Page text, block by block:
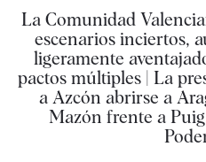
La Comunidad
escenarios inciertos,
ligeramente
pactos múltiples | La
a Azcón abrirse a
Mazón frente a